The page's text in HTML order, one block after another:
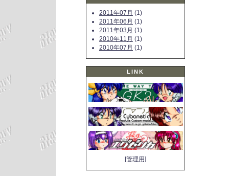
2011年07月 (1)
2011年06月 (1)
2011年03月 (1)
2010年11月 (1)
2010年07月 (1)
LINK
[管理用]